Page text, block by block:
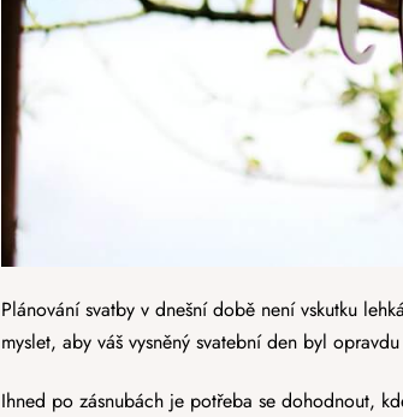
Plánování svatby v dnešní době není vskutku
myslet, aby váš vysněný svatební den byl
Ihned po zásnubách je potřeba se dohodnout,